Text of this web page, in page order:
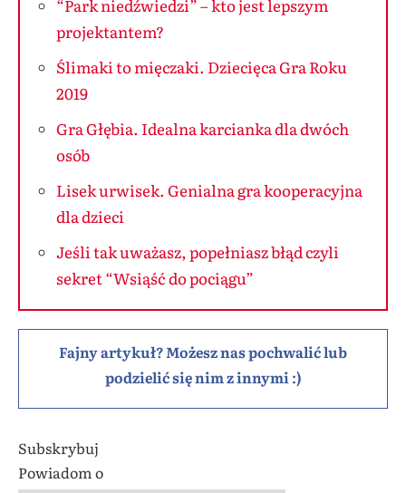
“Park niedźwiedzi” – kto jest lepszym
projektantem?
Ślimaki to mięczaki. Dziecięca Gra Roku
2019
Gra Głębia. Idealna karcianka dla dwóch
osób
Lisek urwisek. Genialna gra kooperacyjna
dla dzieci
Jeśli tak uważasz, popełniasz błąd czyli
sekret “Wsiąść do pociągu”
Fajny artykuł? Możesz nas pochwalić lub
podzielić się nim z innymi :)
Subskrybuj
Powiadom o